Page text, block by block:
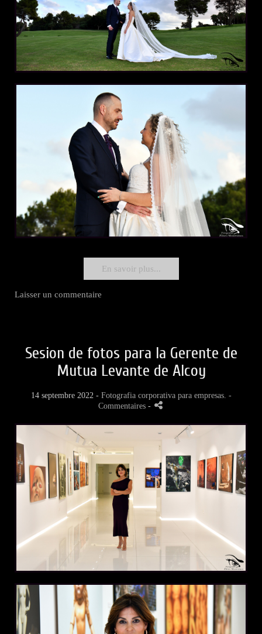
En savoir plus...
Laisser un commentaire
Sesion de fotos para la Gerente de
Mutua Levante de Alcoy
14 septembre 2022 - Fotografia corporativa para empresas. -
Commentaires -